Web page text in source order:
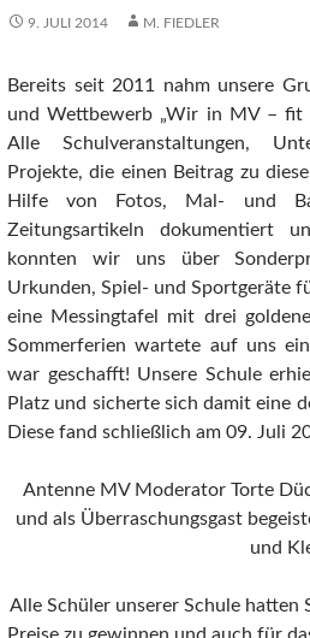
9. JULI 2014 M. FIEDLER
Bereits seit 2011 nahm unsere
und Wettbewerb „Wir in MV – fit
Alle Schulveranstaltungen,
Projekte, die einen Beitrag zu
Hilfe von Fotos, Mal- und
Zeitungsartikeln dokumentiert
konnten wir uns über
Urkunden, Spiel- und Sportgeräte
eine Messingtafel mit drei
Sommerferien wartete auf uns
war geschafft! Unsere Schule
Platz und sicherte sich damit eine
Diese fand schließlich am 09. Juli
Antenne MV Moderator Torte
und als Überraschungsgast
und
Alle Schüler unserer Schule hatten